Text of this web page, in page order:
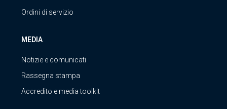
Ordini di servizio
MEDIA
Notizie e comunicati
Rassegna stampa
Accredito e media toolkit